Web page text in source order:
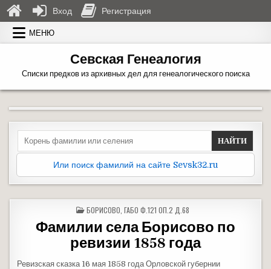
Перейти к содержимому
МЕНЮ
Севская Генеалогия
Списки предков из архивных дел для генеалогического поиска
Search for:
Или поиск фамилий на сайте Sevsk32.ru
ОПУБЛИКОВАНО В
БОРИСОВО ГАБО Ф.121 ОП.2 Д.68
Фамилии села Борисово по
ревизии 1858 года
Ревизская сказка 16 мая 1858 года Орловской губернии
Вход Регистрация